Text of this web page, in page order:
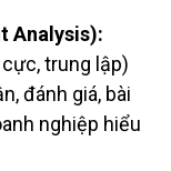
Analysis):
trung lập)
đánh giá, bài
nghiệp hiểu